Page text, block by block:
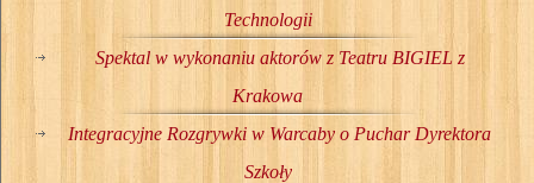
Technologii
Spektal w wykonaniu aktorów z Teatru BIGIEL z
Krakowa
Integracyjne Rozgrywki w Warcaby o Puchar Dyrektora
Szkoły